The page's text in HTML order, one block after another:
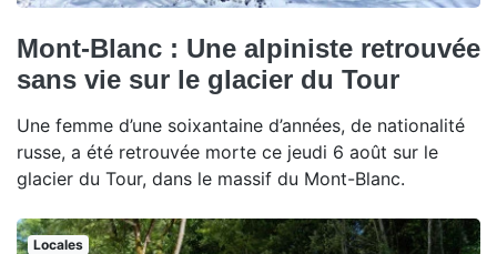
Mont-Blanc : Une alpiniste retrouvée
sans vie sur le glacier du Tour
Une femme d’une soixantaine d’années, de nationalité
russe, a été retrouvée morte ce jeudi 6 août sur le
glacier du Tour, dans le massif du Mont-Blanc.
Locales